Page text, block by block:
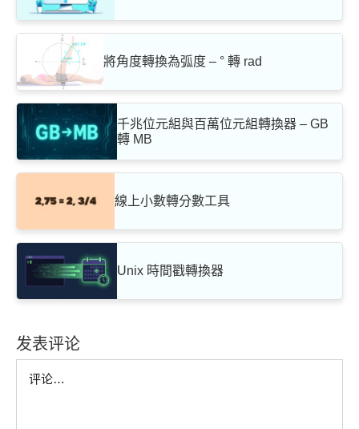
將角度轉換為弧度 – ° 轉 rad
千兆位元組與百萬位元組轉換器 – GB
轉 MB
線上小數轉分數工具
Unix 時間戳轉換器
发表评论